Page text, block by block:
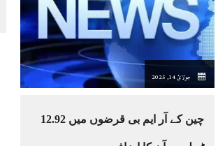
06:00
24°C
07:00
24°C
08:00
26°C
09:00
27°C
جولائ 14, 2025
چین کے آر ایم بی قرضوں میں 12.92